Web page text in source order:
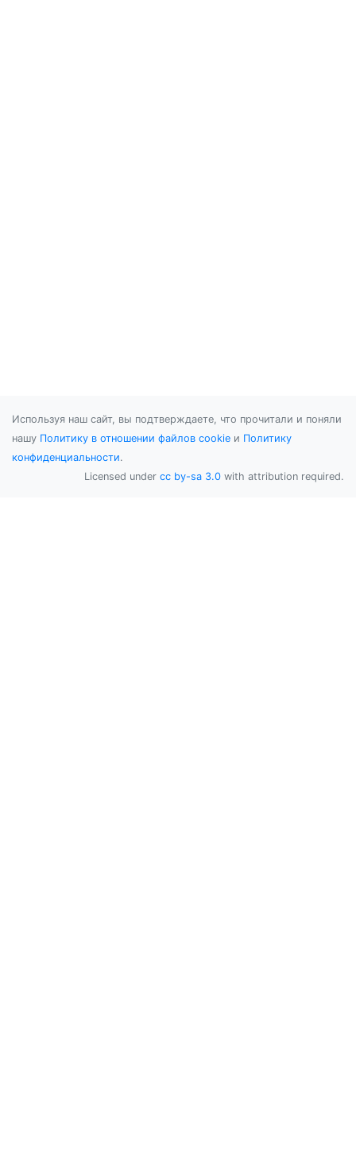
Используя наш сайт, вы подтверждаете, что прочитали и поняли
нашу Политику в отношении файлов cookie и Политику
конфиденциальности.
Licensed under cc by-sa 3.0 with attribution required.